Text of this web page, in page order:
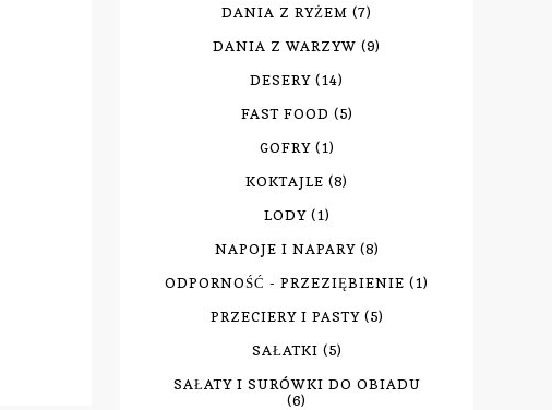
DANIA Z RYŻEM (7)
DANIA Z WARZYW (9)
DESERY (14)
FAST FOOD (5)
GOFRY (1)
KOKTAJLE (8)
LODY (1)
NAPOJE I NAPARY (8)
ODPORNOŚĆ - PRZEZIĘBIENIE (1)
PRZECIERY I PASTY (5)
SAŁATKI (5)
SAŁATY I SURÓWKI DO OBIADU
(6)